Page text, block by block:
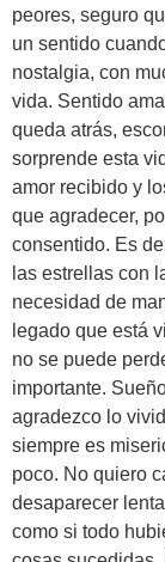
peores, seguro
un sentido
nostalgia, con
vida. Sentido
queda atrás,
sorprende esta
amor recibido y
que agradecer,
consentido. Es
las estrellas con
necesidad de
legado que está
no se puede
importante.
agradezco lo
siempre es
poco. No quiero
desaparecer
como si todo